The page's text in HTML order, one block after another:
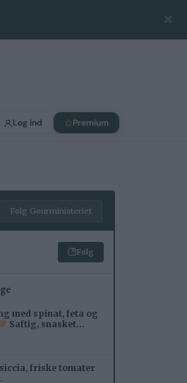
Log ind Premium
✕
Følg Gourministeriet
Følg
med spinat, feta og
Saftig, snasket…
friske tomater